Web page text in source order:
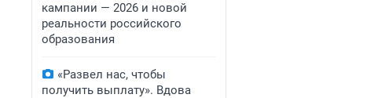
кампании — 2026 и новой
реальности российского
образования
«Развел нас, чтобы
получить выплату». Вдова